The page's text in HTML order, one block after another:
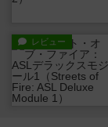
レビュー